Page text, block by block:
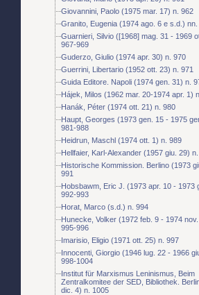
Giovannini, Paolo (1975 mar. 17) n. 962
Granito, Eugenia (1974 ago. 6 e s.d.)
Guarnieri, Silvio ([1968] mag. 31 - 1969
967-969
Guderzo, Giulio (1974 apr. 30) n. 970
Guerrini, Libertario (1952 ott. 23) n. 971
Guida Editore. Napoli (1974 gen. 31) n.
Hájek, Milos (1962 mar. 20-1974 apr. 1)
Hanák, Péter (1974 ott. 21) n. 980
Haupt, Georges (1973 gen. 15 - 1975
981-988
Heidrun, Maschl (1974 ott. 1) n. 989
Hellfaier, Karl-Alexander (1957 giu. 29)
Historische Kommission. Berlino (1973
991
Hobsbawm, Eric J. (1973 apr. 10 - 1973
992-993
Horat, Marco (s.d.) n. 994
Hunecke, Volker (1972 feb. 9 - 1974 nov.
995-996
Imarisio, Eligio (1971 ott. 25) n. 997
Innocenti, Giorgio (1946 lug. 22 - 1966
998-1004
Institut für Marxismus Leninismus, Beim
Zentralkomitee der SED, Bibliothek.
dic. 4) n. 1005